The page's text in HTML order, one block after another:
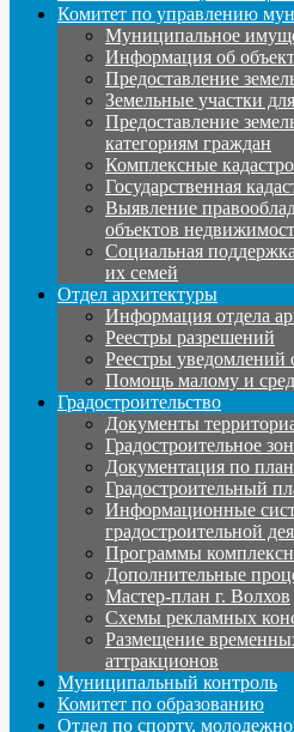
Комитет по управлению
Муниципальное
Информация об
Предоставление
Земельные участки
Предоставление
категориям граждан
Комплексные
Государственная
Выявление
объектов
Социальная
их семей
Отдел архитектуры
Информация отдела
Реестры разрешений
Реестры уведомлений
Помощь малому и
Градостроительство
Документы
Градостроительное
Документация по
Градостроительный
Информационные
градостроительной
Программы
Дополнительные
Мастер-план г. Волхов
Схемы рекламных
Размещение
аттракционов
Муниципальный контроль
Комитет по образованию
Отдел по спорту,